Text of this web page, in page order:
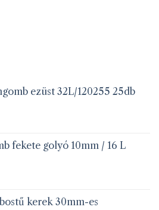
ezüst 32L/120255 25db
fekete golyó 10mm / 16 L
kerek 30mm-es